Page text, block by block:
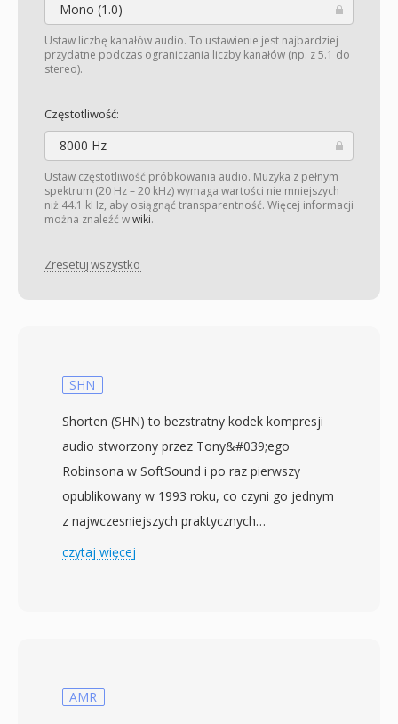
Mono (1.0)
Ustaw liczbę kanałów audio. To ustawienie jest najbardziej
przydatne podczas ograniczania liczby kanałów (np. z 5.1 do
stereo).
Częstotliwość:
8000 Hz
Ustaw częstotliwość próbkowania audio. Muzyka z pełnym
spektrum (20 Hz – 20 kHz) wymaga wartości nie mniejszych
niż 44.1 kHz, aby osiągnąć transparentność. Więcej informacji
można znaleźć wwiki.
Zresetuj wszystko
SHN
Shorten (SHN) to bezstratny kodek kompresji
audio stworzony przez Tony&#039;ego
Robinsona w SoftSound i po raz pierwszy
opublikowany w 1993 roku, co czyni go jednym
z najwczesniejszych praktycznych
kompresorow bezstratnych. Algorytm
przedziale 2:1 do 3:1, z gwarancja, ze
czytaj więcej
AMR